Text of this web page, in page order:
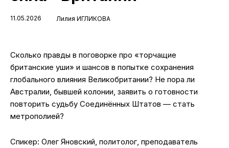
11.05.2026 Лилия ИГЛИКОВА
Сколько правды в поговорке про «торчащие
британские уши» и шансов в попытке сохранения
глобального влияния Великобритании? Не пора ли
Австралии, бывшей колонии, заявить о готовности
повторить судьбу Соединённых Штатов — стать
метрополией?
Спикер: Олег Яновский, политолог, преподаватель